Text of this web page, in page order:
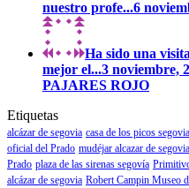
nuestro profe...6
Ha sido una
mejor el...3 noviembre,
PAJARES ROJO
Etiquetas
alcázar de segovia casa de los picos segovia
oficial del Prado mudéjar alcazar de segovia
Prado plaza de las sirenas segovía
alcázar de segovia Robert Campin Museo